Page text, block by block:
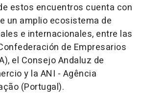
estos encuentros cuenta con
un amplio ecosistema de
e internacionales, entre las
de Empresarios
el Consejo Andaluz de
y la ANI - Agência
(Portugal).